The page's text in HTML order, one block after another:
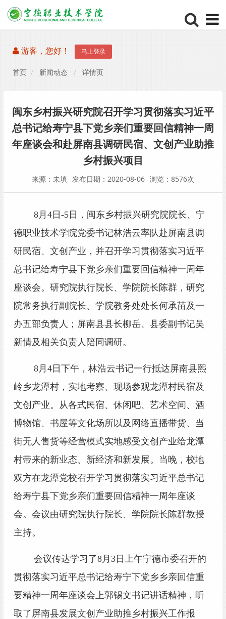
游客，您好！ 马上登录
首页 新闻动态 详情页
闽东乡村振兴研究院召开学习贯彻落实习近平
总书记给寿宁县下党乡亲们重要回信精神一周
年座谈会和赴屏南县调研民宿、文创产业助推
乡村振兴项目
来源：未填 发布日期：2020-08-06 浏览：8576次
8 月4日-5日，闽东乡村振兴研究院院长、宁
德职业技术学院党委书记林浩云率队赴屏南县调
研民宿、文创产业，并召开学习贯彻落实习近平
总书记给寿宁县下党乡亲们重要回信精神一周年
座谈会。研究院执行院长、学院院长陈群，研究
院常务执行副院长、学院教务处处长何承苗及一
办五部负责人；屏南县县长柳岳、县委副书记吴
新情及相关负责人陪同调研。
8 月4日下午，林浩云书记一行抵达屏南县熙
岭乡龙潭村，实地考察、现场参观龙潭村民宿及
文创产业。从各式民宿、休闲吧、艺术空间、酒
博物馆、书屋等文化场所以及网络直播带货、当
街无人售货等经营模式实地感受文创产业给龙潭
村带来的新业态、新经济和新发展。当晚，校地
双方在龙潭党校召开学习贯彻落实习近平总书记
给寿宁县下党乡亲们重要回信精神一周年座谈
会。会议由研究院执行院长、学院院长陈群教授
主持。
会议传达学习了8月3日上午宁德市委召开的
贯彻落实习近平总书记给寿宁下党乡乡亲回信重
要精神一周年座谈会上郭锡文书记讲话精神，听
取了屏南县发展文创产业助推乡村振兴工作报